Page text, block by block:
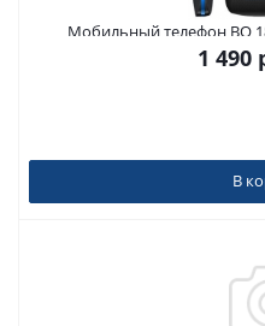
Мобильный телефон BQ
1 490
В